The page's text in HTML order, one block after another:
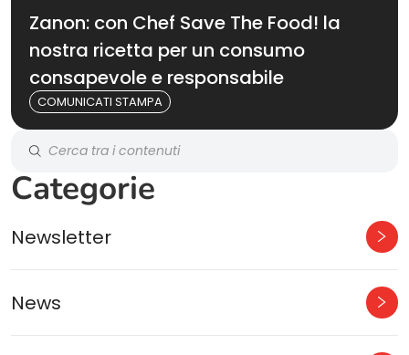
Zanon: con Chef Save The Food! la
nostra ricetta per un consumo
consapevole e responsabile
COMUNICATI STAMPA
Categorie
Newsletter
News